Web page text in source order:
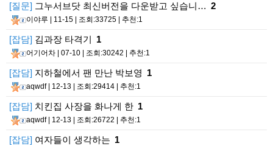
[질문] 그누서브닷 최신버전을 다운받고 싶습니… 2
이야루 | 11-15 | 조회:33725 | 추천:1
[잡담] 김과장 타격기 1
어기어차 | 07-10 | 조회:30242 | 추천:1
[잡담] 지하철에서 팬 만난 박보영 1
aqwdf| 12-13 | 조회:29414 | 추천:1
[잡담] 치킨집 사장을 화나게 한 1
aqwdf| 12-13 | 조회:26722 | 추천:1
[잡담] 여자들이 생각하는 1